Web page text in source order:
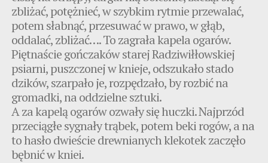
zbliżać, potężnieć, w szybkim rytmie przewalać,
potem słabnąć, przesuwać w prawo, w głąb,
oddalać, zbliżać…. To zagrała kapela ogarów.
Piętnaście gończaków starej Radziwiłłowskiej
psiarni, puszczonej w knieje, odszukało stado
dzików, szarpało je, rozpędzało, by rozbić na
gromadki, na oddzielne sztuki.
A za kapelą ogarów ozwały się huczki. Najprzód
przeciągłe sygnały trąbek, potem beki rogów, a na
to hasło dwieście drewnianych klekotek zaczęło
bębnić w kniei.